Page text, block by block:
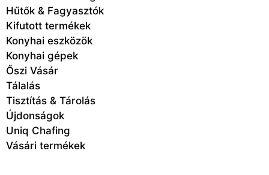
Hűtők & Fagyasztók
Kifutott termékek
Konyhai eszközök
Konyhai gépek
Őszi Vásár
Tálalás
Tisztítás & Tárolás
Újdonságok
Uniq Chafing
Vásári termékek